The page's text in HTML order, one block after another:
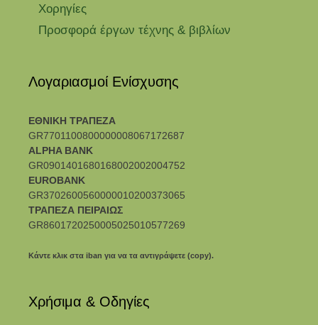
Χορηγίες
Προσφορά έργων τέχνης & βιβλίων
Λογαριασμοί Ενίσχυσης
ΕΘΝΙΚΗ ΤΡΑΠΕΖΑ
GR7701100800000008067172687
ALPHA BANK
GR0901401680168002002004752
EUROBANK
GR3702600560000010200373065
ΤΡΑΠΕΖΑ ΠΕΙΡΑΙΩΣ
GR8601720250005025010577269
Κάντε κλικ στα iban για να τα αντιγράψετε (copy).
Χρήσιμα & Οδηγίες